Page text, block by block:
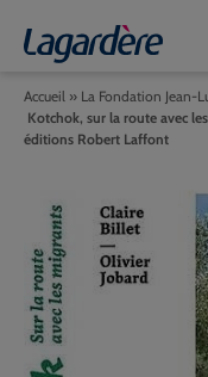
Accueil » La Fondation Jean-
Kotchok, sur la route avec
éditions Robert Laffont